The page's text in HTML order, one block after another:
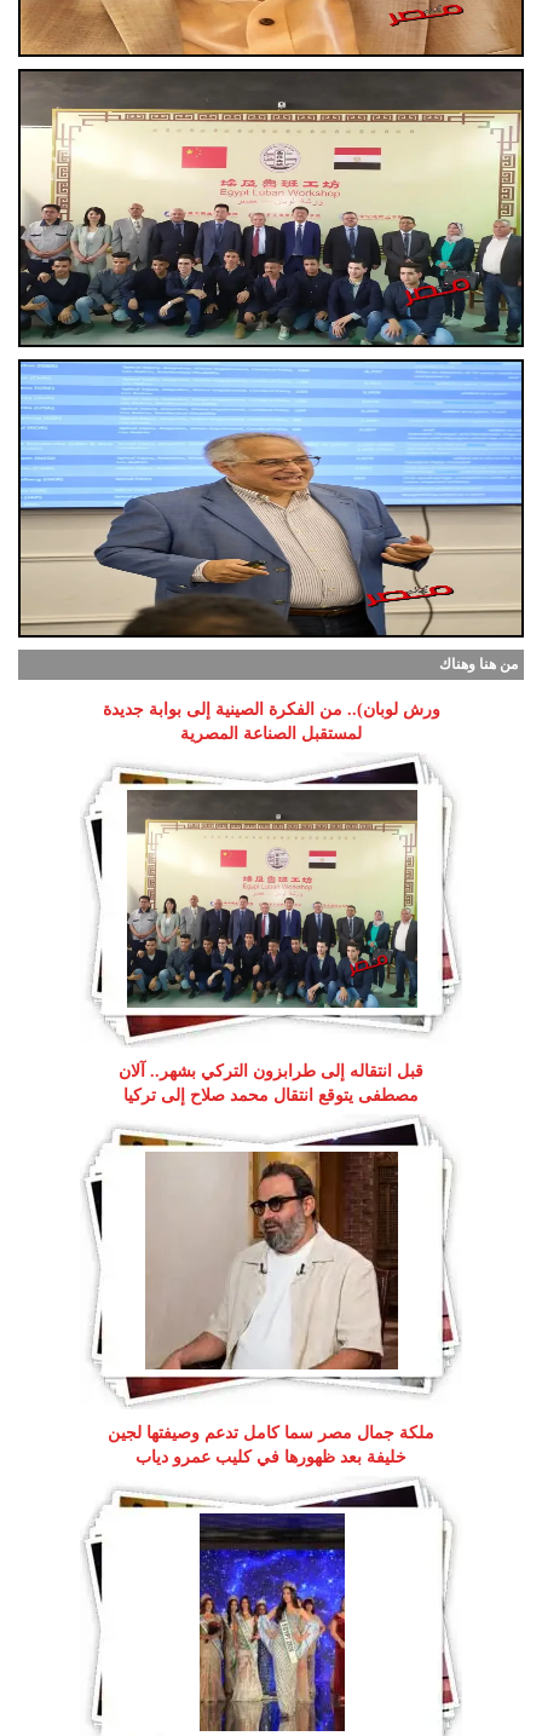
من هنا وهناك
ورش لوبان).. من الفكرة الصينية إلى بوابة جديدة
لمستقبل الصناعة المصرية
قبل انتقاله إلى طرابزون التركي بشهر.. آلان
مصطفى يتوقع انتقال محمد صلاح إلى تركيا
ملكة جمال مصر سما كامل تدعم وصيفتها لجين
خليفة بعد ظهورها في كليب عمرو دياب